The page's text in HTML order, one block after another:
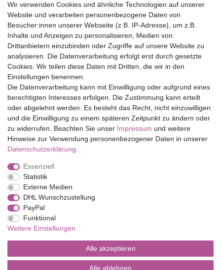
30 Tage Rückgaberecht
Versandfrei ab 75 € in Deutschland
Top Marken
Eduplay
Folia Bringmann
Shop
Mein Konto
Service
Versandkosten
Impressum
Barrierefreiheitserklärung
Wir verwenden Cookies und ähnliche Technologien auf unserer
Website und verarbeiten personenbezogene Daten von
Besucher:innen unserer Webseite (z.B. IP-Adresse), um z.B.
Inhalte und Anzeigen zu personalisieren, Medien von
Drittanbietern einzubinden oder Zugriffe auf unsere Website zu
analysieren. Die Datenverarbeitung erfolgt erst durch gesetzte
Cookies. Wir teilen diese Daten mit Dritten, die wir in den
Einstellungen benennen.
Die Datenverarbeitung kann mit Einwilligung oder aufgrund eines
berechtigten Interesses erfolgen. Die Zustimmung kann erteilt
oder abgelehnt werden. Es besteht das Recht, nicht einzuwilligen
und die Einwilligung zu einem späteren Zeitpunkt zu ändern oder
zu widerrufen. Beachten Sie unser Impressum und weitere
Hinweise zur Verwendung personenbezogener Daten in unserer
Daten­schutz­erklärung
Essenziell
Statistik
Externe Medien
DHL Wunschzustellung
PayPal
Funktional
Weitere Einstellungen
Alle akzeptieren
Alle ablehnen